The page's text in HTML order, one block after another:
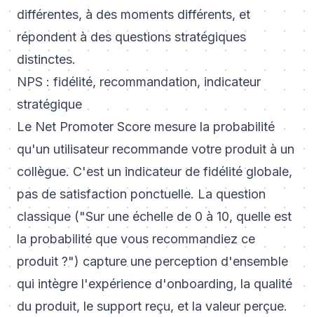
différentes, à des moments différents, et
répondent à des questions stratégiques
distinctes.
NPS : fidélité, recommandation, indicateur
stratégique
Le Net Promoter Score mesure la probabilité
qu'un utilisateur recommande votre produit à un
collègue. C'est un indicateur de fidélité globale,
pas de satisfaction ponctuelle. La question
classique ("Sur une échelle de 0 à 10, quelle est
la probabilité que vous recommandiez ce
produit ?") capture une perception d'ensemble
qui intègre l'expérience d'onboarding, la qualité
du produit, le support reçu, et la valeur perçue.